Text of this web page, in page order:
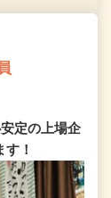
定の上場企
！